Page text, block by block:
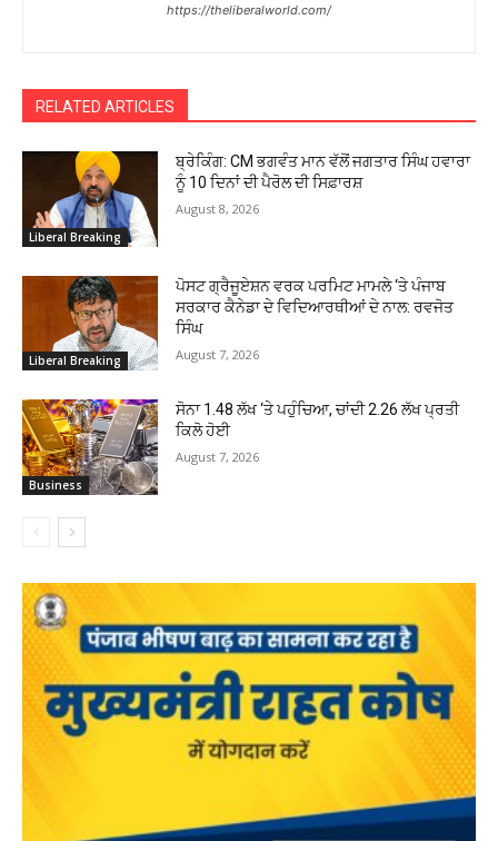
https://theliberalworld.com/
RELATED ARTICLES
Liberal Breaking
ਬ੍ਰੇਕਿੰਗ: CM ਭਗਵੰਤ ਮਾਨ ਵੱਲੋਂ ਜਗਤਾਰ ਸਿੰਘ ਹਵਾਰਾ
ਨੂੰ 10 ਦਿਨਾਂ ਦੀ ਪੈਰੋਲ ਦੀ ਸਿਫ਼ਾਰਸ਼
August 8, 2026
Liberal Breaking
ਪੋਸਟ ਗ੍ਰੈਜੂਏਸ਼ਨ ਵਰਕ ਪਰਮਿਟ ਮਾਮਲੇ ‘ਤੇ ਪੰਜਾਬ
ਸਰਕਾਰ ਕੈਨੇਡਾ ਦੇ ਵਿਦਿਆਰਥੀਆਂ ਦੇ ਨਾਲ: ਰਵਜੋਤ
ਸਿੰਘ
August 7, 2026
Business
ਸੋਨਾ ₹1.48 ਲੱਖ ‘ਤੇ ਪਹੁੰਚਿਆ, ਚਾਂਦੀ ₹2.26 ਲੱਖ ਪ੍ਰਤੀ
ਕਿਲੋ ਹੋਈ
August 7, 2026